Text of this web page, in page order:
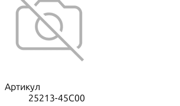
Артикул
25213-45C00